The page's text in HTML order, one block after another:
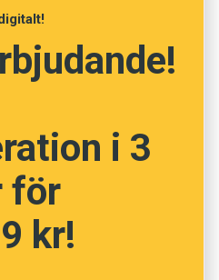
i 3
för
kr!